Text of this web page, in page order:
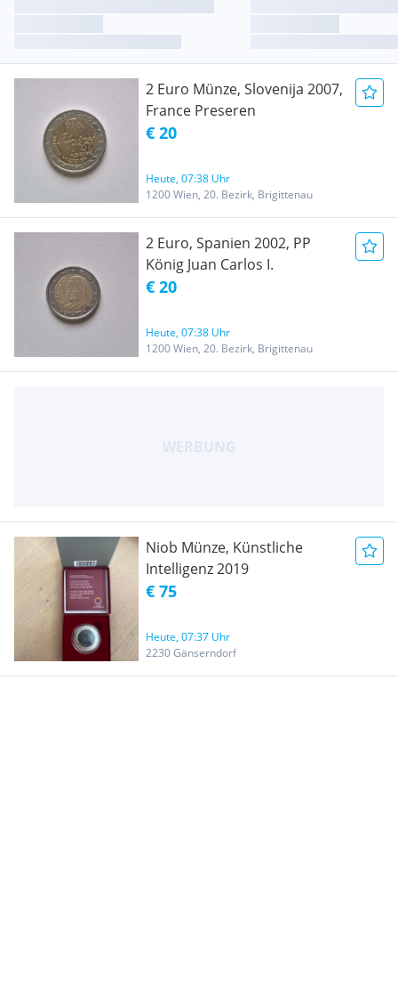
2 Euro Münze, Slovenija 2007,
France Preseren
€ 20
Heute, 07:38 Uhr
1200 Wien, 20. Bezirk, Brigittenau
2 Euro, Spanien 2002, PP
König Juan Carlos I.
€ 20
Heute, 07:38 Uhr
1200 Wien, 20. Bezirk, Brigittenau
Niob Münze, Künstliche
Intelligenz 2019
€ 75
Heute, 07:37 Uhr
2230 Gänserndorf